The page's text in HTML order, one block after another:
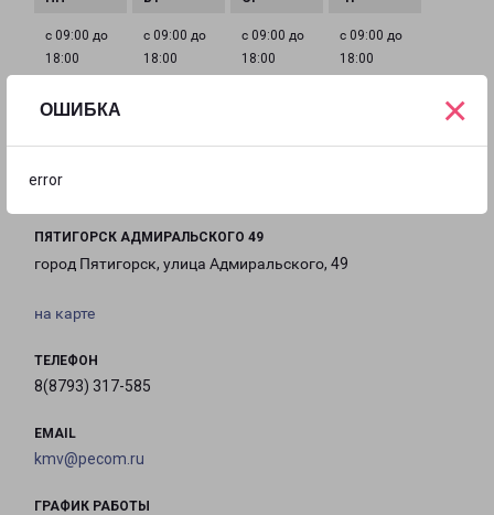
ОШИБКА
error
×
с 09:00 до
18:00
с 09:00 до
18:00
с 09:00 до
18:00
с 09:00 до
18:00
ПЯТИГОРСК АДМИРАЛЬСКОГО 49
город Пятигорск, улица Адмиральского, 49
на карте
ТЕЛЕФОН
8(8793) 317-585
EMAIL
kmv@pecom.ru
ГРАФИК РАБОТЫ